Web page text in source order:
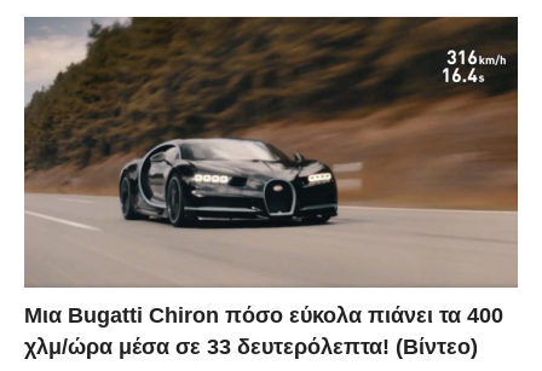
Μια Bugatti Chiron πόσο εύκολα πιάνει τα 400
χλμ/ώρα μέσα σε 33 δευτερόλεπτα! (Βίντεο)